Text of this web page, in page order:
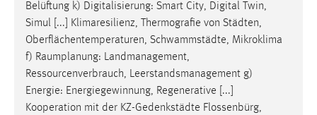
f)Raumplanung: Landmanagement,
Ressourcenverbrauch, Leerstandsmanagement g)
Energie: Energiegewinnung, Regenerative [...]
Kooperation mit der KZ-Gedenkstädte Flossenbürg,
Bauten für das Gesundheitswesen n) Natürlicher
Lebensraum: Diversität, Artenvielfalt, Stadtgrün, Grüner
Campus Beteiligte Professuren Prof. Dr. habil. Sonja
Sprachpräferenz
Name:
site-language-preference
Zweck: